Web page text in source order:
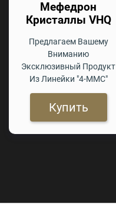
Мефедрон
Кристаллы VHQ
Предлагаем Вашему
Вниманию
Эксклюзивный Продукт
Из Линейки "4-ММС"
Купить